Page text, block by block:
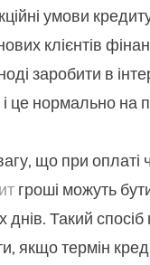
умови
клієнтів
заробити в
це нормально на
що при оплаті
гроші можуть
днів. Такий
якщо термін